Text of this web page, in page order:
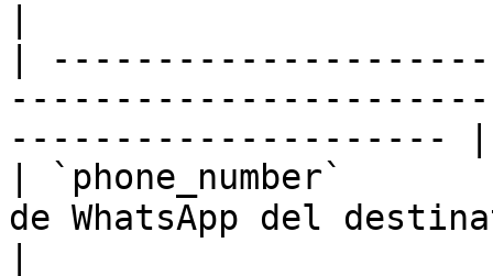
|
--------------------- |
| `phone_number`
de WhatsApp del